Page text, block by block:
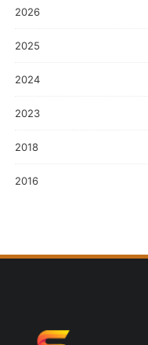
2026
2025
2024
2023
2018
2016